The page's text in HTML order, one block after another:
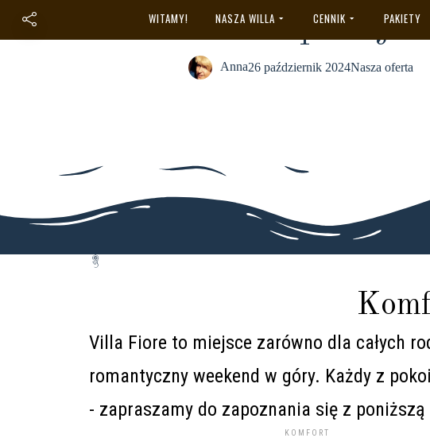
WITAMY! NASZA WILLA CENNIK PAKIETY
Nasze pokoje
Anna26 październik 2024Nasza oferta
Villa Fiore to miejsce zarówno dla całych
romantyczny weekend w góry. Każdy z
- zapraszamy do zapoznania się z
KOMFORT